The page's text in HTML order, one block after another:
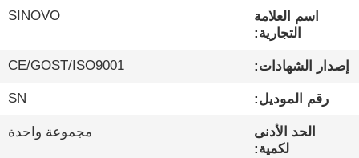
الواقع
الافتراضي
معلومات
اسم العلامة
التجارية:
SINOVO
إصدار الشهادات: CE/GOST/ISO9001
رقم الموديل: SN
الحد الأدنى
لكمية:
مجموعة واحدة